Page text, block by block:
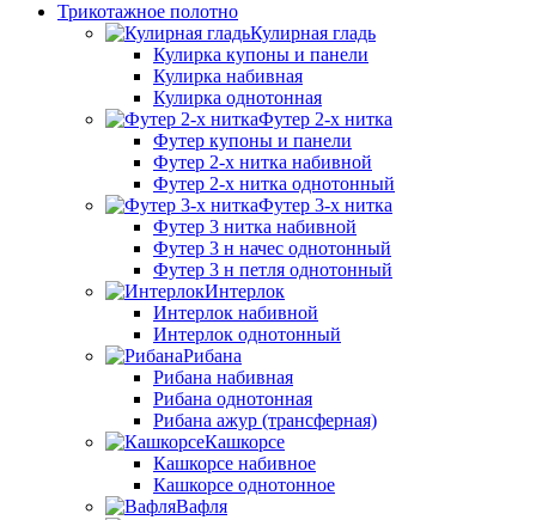
Трикотажное полотно
Кулирная гладь
Кулирка купоны и панели
Кулирка набивная
Кулирка однотонная
Футер 2-х нитка
Футер купоны и панели
Футер 2-х нитка набивной
Футер 2-х нитка однотонный
Футер 3-х нитка
Футер 3 нитка набивной
Футер 3 н начес однотонный
Футер 3 н петля однотонный
Интерлок
Интерлок набивной
Интерлок однотонный
Рибана
Рибана набивная
Рибана однотонная
Рибана ажур (трансферная)
Кашкорсе
Кашкорсе набивное
Кашкорсе однотонное
Вафля